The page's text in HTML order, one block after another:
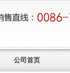
公司首页